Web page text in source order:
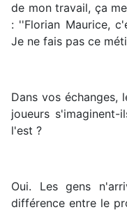
de mon travail, ça
: ''Florian Maurice,
Je ne fais pas ce
Dans vos échanges,
joueurs
l'est ?
Oui. Les gens
différence entre le